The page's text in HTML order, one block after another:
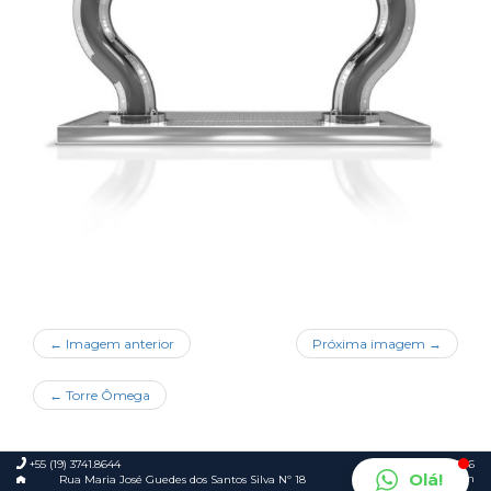
← Imagem anterior Próxima imagem →
← Torre Ômega
+55 (19) 3741.8644
Rua Maria José Guedes dos Santos Silva Nº 18
© 2026
Foca.in
Olá!